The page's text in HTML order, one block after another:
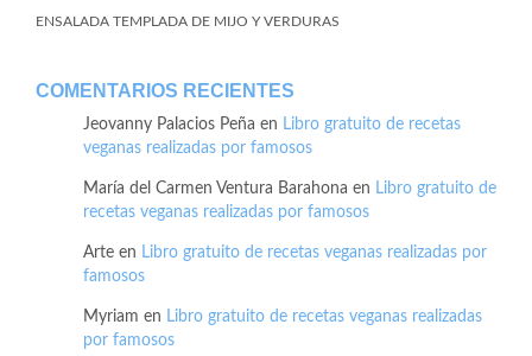
ENSALADA TEMPLADA DE MIJO Y VERDURAS
COMENTARIOS RECIENTES
Jeovanny Palacios Peña en Libro gratuito de recetas
veganas realizadas por famosos
María del Carmen Ventura Barahona en Libro gratuito de
recetas veganas realizadas por famosos
Arte en Libro gratuito de recetas veganas realizadas por
famosos
Myriam en Libro gratuito de recetas veganas realizadas
por famosos